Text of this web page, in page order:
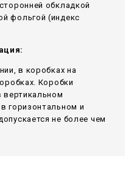
обкладкой
фольгой (индекс
в коробках на
Коробки
вертикальном
горизонтальном и
не более чем